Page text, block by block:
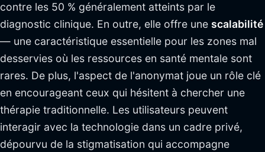
contre les 50 % généralement atteints par le
diagnostic clinique. En outre, elle offre une scalabilité
— une caractéristique essentielle pour les zones mal
desservies où les ressources en santé mentale sont
rares. De plus, l'aspect de l'anonymat joue un rôle clé
en encourageant ceux qui hésitent à chercher une
thérapie traditionnelle. Les utilisateurs peuvent
interagir avec la technologie dans un cadre privé,
dépourvu de la stigmatisation qui accompagne